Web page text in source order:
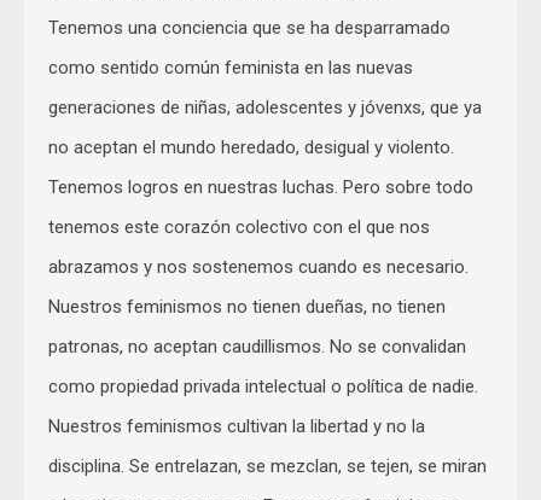
Tenemos una conciencia que se ha desparramado
como sentido común feminista en las nuevas
generaciones de niñas, adolescentes y jóvenxs, que ya
no aceptan el mundo heredado, desigual y violento.
Tenemos logros en nuestras luchas. Pero sobre todo
tenemos este corazón colectivo con el que nos
abrazamos y nos sostenemos cuando es necesario.
Nuestros feminismos no tienen dueñas, no tienen
patronas, no aceptan caudillismos. No se convalidan
como propiedad privada intelectual o política de nadie.
Nuestros feminismos cultivan la libertad y no la
disciplina. Se entrelazan, se mezclan, se tejen, se miran